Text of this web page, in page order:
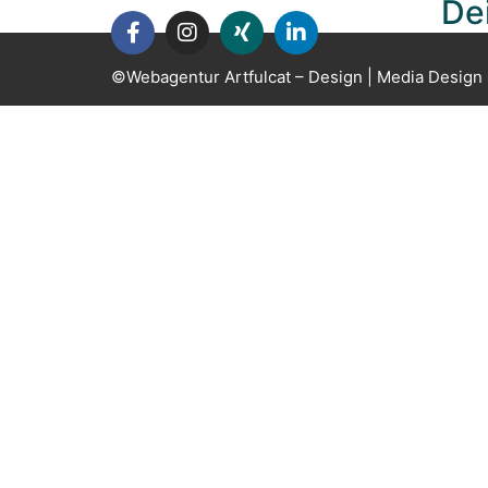
©Webagentur Artfulcat – Design | Media Design